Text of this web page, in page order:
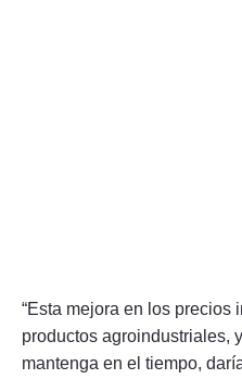
“Esta mejora en los precios
productos agroindustriales,
mantenga en el tiempo,